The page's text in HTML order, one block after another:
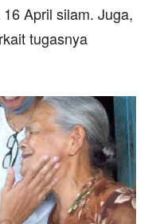
April silam. Juga,
tugasnya